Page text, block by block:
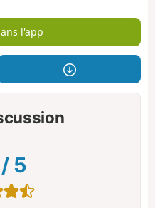
l'app
/ 5